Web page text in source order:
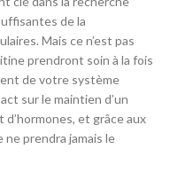
de la
Mais ce n’est pas
prendront soin à la fois
de votre système
sur le maintien d’un
et grâce aux
ne prendra jamais le